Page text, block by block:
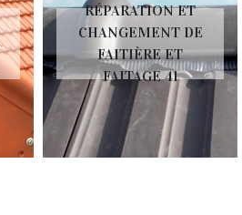
RÉPARATION ET
CHANGEMENT DE
FAITIÈRE ET
FAITAGE 41